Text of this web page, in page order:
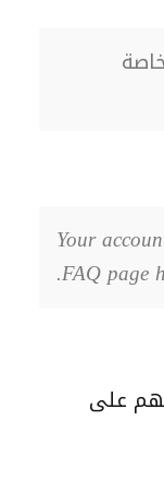
Your
FAQ page
على